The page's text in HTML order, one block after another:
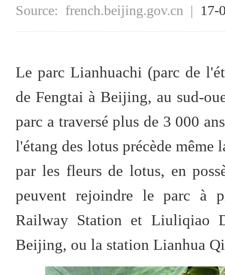
Source: french.beijing.gov.cn |
Le parc Lianhuachi (parc de
de Fengtai à Beijing, au sud-
parc a traversé plus de 3 000
l'étang des lotus précède
par les fleurs de lotus, en
peuvent rejoindre le parc à
Railway Station et Liuliqiao
Beijing, ou la station Lianhua